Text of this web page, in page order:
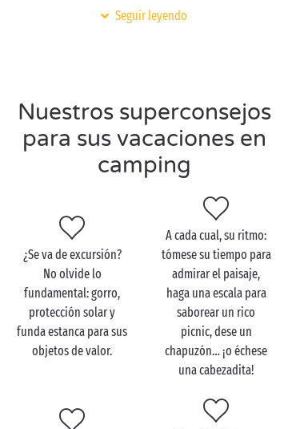
tranquilas y poco profundas resultan perfectas para
paisajes más vírgenes y sus rápidos, que podrán
descender en canoa o en un kayak biplaza. En las
gargantas del Tarn, elVerdono el Hérault, las salidas
en canoa se adaptan a todos los niveles y le
permitirán navegar por lugares de ensueño. A bordo
de una canoa se irán desplegando ante su mirada
tesoros insospechados: una fauna y flora salvajes,
castillos ancestrales, pintorescos pueblos…
Seguir leyendo
Nuestros superconsejos
para sus vacaciones en
camping
¿Se va de excursión?
No olvide lo
fundamental: gorro,
protección solar y
funda estanca para sus
objetos de valor.
A cada cual, su ritmo:
tómese su tiempo para
admirar el paisaje,
haga una escala para
saborear un rico
picnic, dese un
chapuzón… ¡o échese
una cabezadita!